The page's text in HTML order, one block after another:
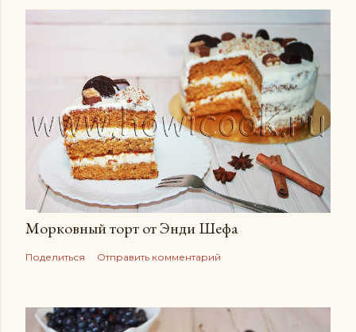
Морковный торт от Энди Шефа
Поделиться Отправить комментарий